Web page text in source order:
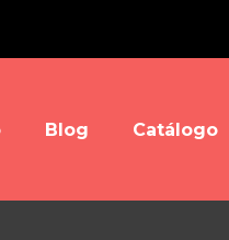
Blog Catálogo